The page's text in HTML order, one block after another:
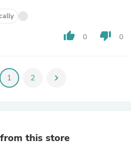
thumb_up 0 thumb_down 0
1 2 chevron_right
this store